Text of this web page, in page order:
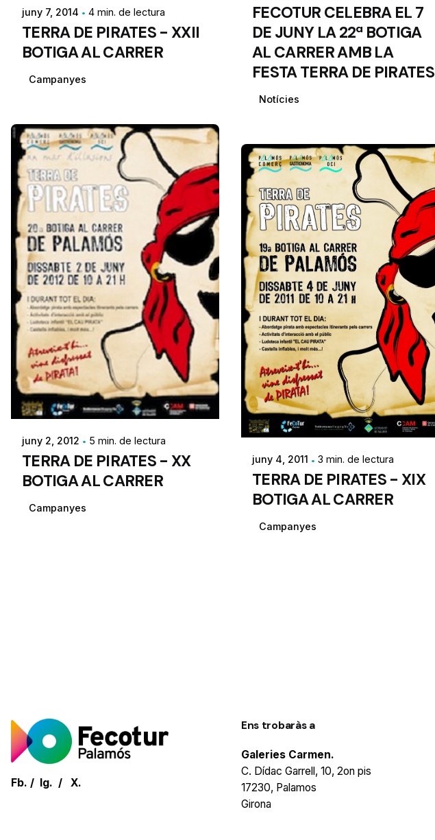
juny 7, 2014 4 min. de lectura
TERRA DE PIRATES - XXII
BOTIGA AL CARRER
Campanyes
FECOTUR CELEBRA EL 7
DE JUNY LA 22ª BOTIGA
AL CARRER AMB LA
FESTA TERRA DE PIRATES
Notícies
juny 2, 2012 5 min. de lectura
TERRA DE PIRATES - XX
BOTIGA AL CARRER
Campanyes
juny 4, 2011 3 min. de lectura
TERRA DE PIRATES - XIX
BOTIGA AL CARRER
Campanyes
Fb. / Ig. / X.
Ens trobaràs a
Galeries Carmen.
C. Dídac Garrell, 10, 2on pis
17230, Palamos
Girona